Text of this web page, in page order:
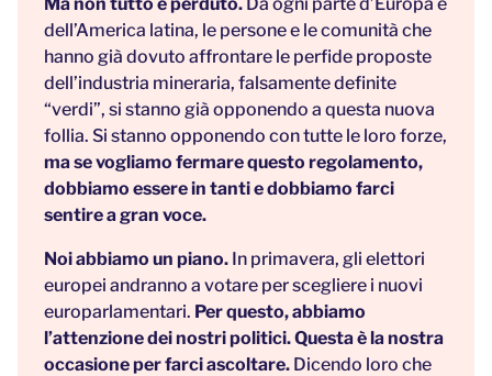
dell’America latina, le persone e le comunità che
hanno già dovuto affrontare le perfide proposte
dell’industria mineraria, falsamente definite
“verdi”, si stanno già opponendo a questa nuova
follia. Si stanno opponendo con tutte le loro forze,
ma se vogliamo fermare questo regolamento,
dobbiamo essere in tanti e dobbiamo farci
sentire a gran voce.
Noi abbiamo un piano. In primavera, gli elettori
europei andranno a votare per scegliere i nuovi
europarlamentari. Per questo, abbiamo
l’attenzione dei nostri politici. Questa è la nostra
occasione per farci ascoltare. Dicendo loro che